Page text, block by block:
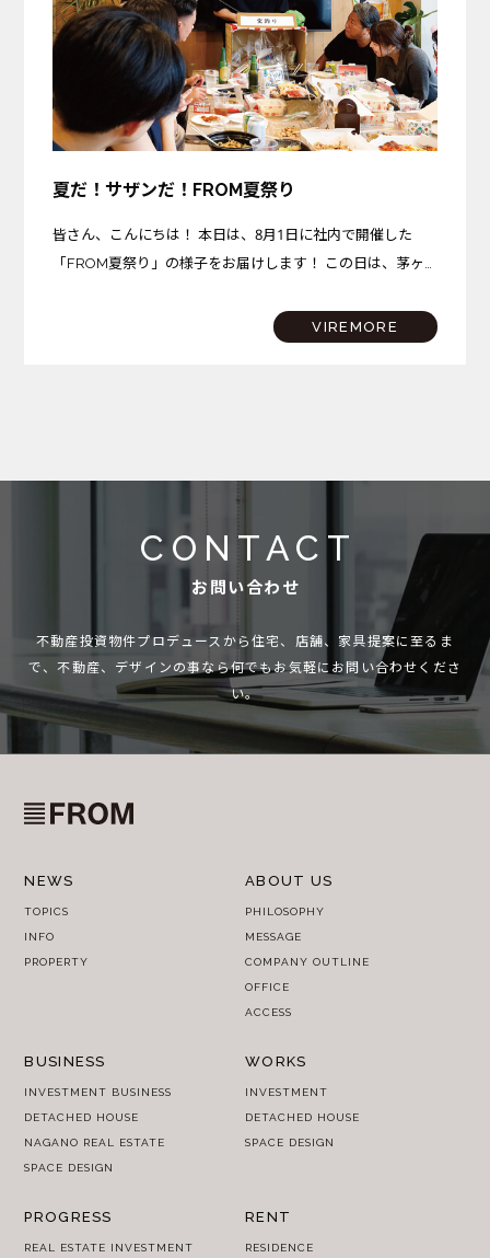
夏だ！サザンだ！FROM夏祭り
皆さん、こんにちは！ 本日は、8月1日に社内で開催した
「FROM夏祭り」の様子をお届けします！ この日は、茅ヶ
ンビーチちがさきでは花火大会も開催されるという、まさに
VIREMORE
CONTACT
お問い合わせ
不動産投資物件プロデュースから住宅、店舗、家具提案に至るま
で、不動産、デザインの事なら何でもお気軽にお問い合わせくださ
い。
NEWS
TOPICS
INFO
PROPERTY
ABOUT US
PHILOSOPHY
MESSAGE
COMPANY OUTLINE
OFFICE
ACCESS
BUSINESS
INVESTMENT BUSINESS
DETACHED HOUSE
NAGANO REAL ESTATE
SPACE DESIGN
WORKS
INVESTMENT
DETACHED HOUSE
SPACE DESIGN
PROGRESS
REAL ESTATE INVESTMENT
RENT
RESIDENCE